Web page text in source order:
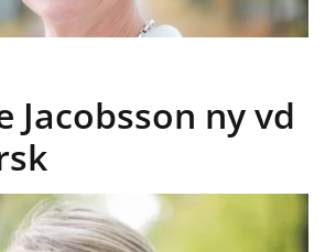
Jacobsson ny vd